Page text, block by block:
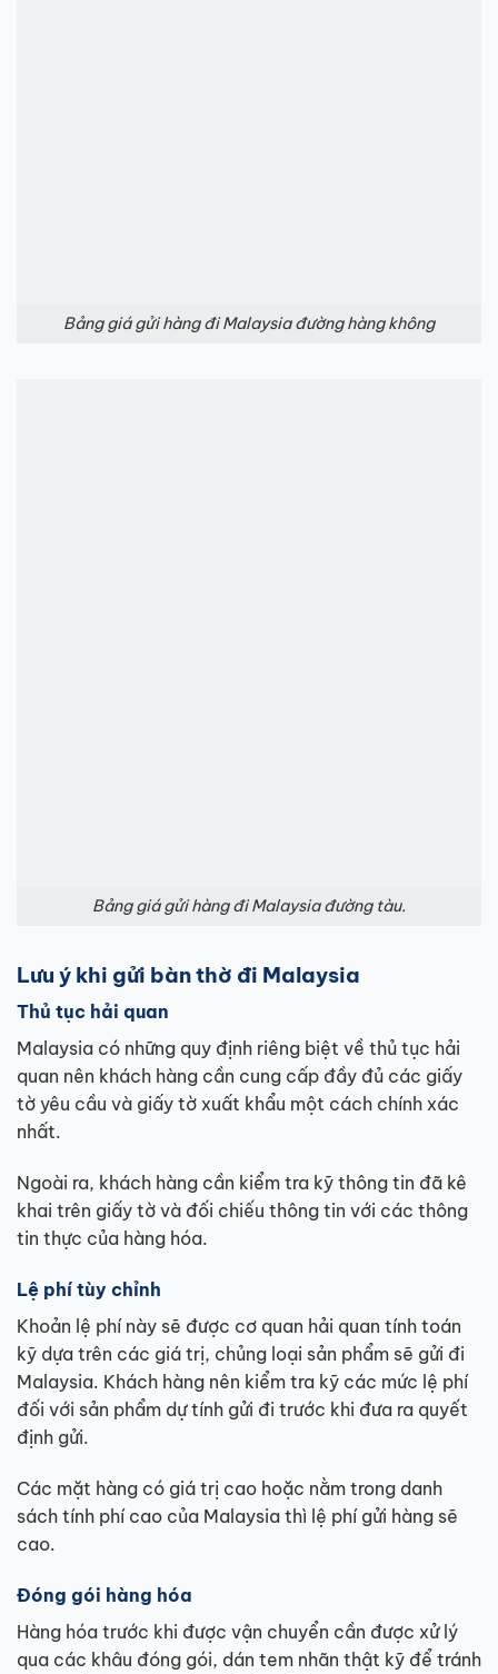
Bảng giá gửi hàng đi Malaysia đường hàng không
Bảng giá gửi hàng đi Malaysia đường tàu.
Lưu ý khi gửi bàn thờ đi Malaysia
Thủ tục hải quan
Malaysia có những quy định riêng biệt về thủ tục hải
quan nên khách hàng cần cung cấp đầy đủ các giấy
tờ yêu cầu và giấy tờ xuất khẩu một cách chính xác
nhất.
Ngoài ra, khách hàng cần kiểm tra kỹ thông tin đã kê
khai trên giấy tờ và đối chiếu thông tin với các thông
tin thực của hàng hóa.
Lệ phí tùy chỉnh
Khoản lệ phí này sẽ được cơ quan hải quan tính toán
kỹ dựa trên các giá trị, chủng loại sản phẩm sẽ gửi đi
Malaysia. Khách hàng nên kiểm tra kỹ các mức lệ phí
đối với sản phẩm dự tính gửi đi trước khi đưa ra quyết
định gửi.
Các mặt hàng có giá trị cao hoặc nằm trong danh
sách tính phí cao của Malaysia thì lệ phí gửi hàng sẽ
cao.
Đóng gói hàng hóa
Hàng hóa trước khi được vận chuyển cần được xử lý
qua các khâu đóng gói, dán tem nhãn thật kỹ để tránh